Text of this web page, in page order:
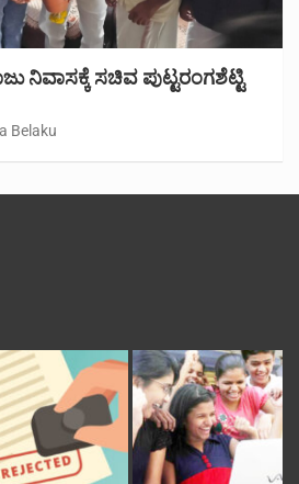
ನಿವಾಸಕ್ಕೆ ಸಚಿವ ಪುಟ್ಟರಂಗಶೆಟ್ಟಿ
Belaku